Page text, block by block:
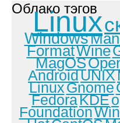
Облако тэгов
Linux
Windows
FormatWine
MagOS
AndroidUNIX
LinuxGnome
FedoraKDE
Foundation